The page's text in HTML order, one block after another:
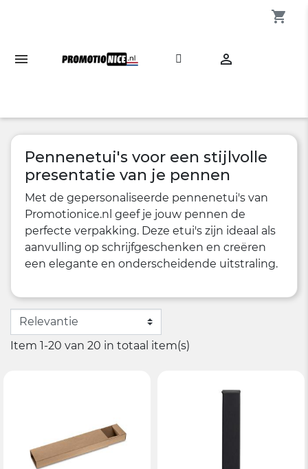

shopping_cart
Pennenetui's voor een stijlvolle
presentatie van je pennen
Met de gepersonaliseerde pennenetui's van
Promotionice.nl geef je jouw pennen de
perfecte verpakking. Deze etui's zijn ideaal als
aanvulling op schrijfgeschenken en creëren
een elegante en onderscheidende uitstraling.
Item 1-20 van 20 in totaal item(s)